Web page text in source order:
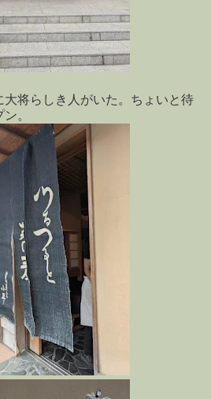
大将らしき人がいた。ちょいと待
。